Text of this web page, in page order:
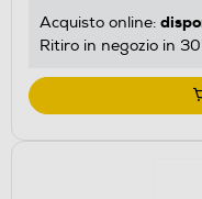
Acquisto online:
Ritiro in negozio in